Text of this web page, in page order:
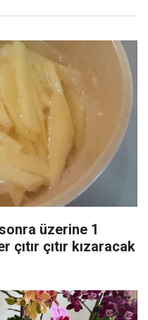
üzerine 1
çıtır kızaracak